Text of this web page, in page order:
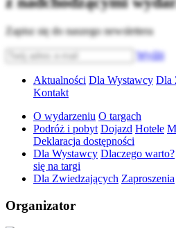
Zapisz się do naszego newslettera
Wyślij
Aktualności Dla Wystawcy Dla
Kontakt
O wydarzeniu O targach
Podróż i pobyt Dojazd Hotele
Deklaracja dostępności
Dla Wystawcy Dlaczego warto?
się na targi
Dla Zwiedzających Zaproszenia
Organizator